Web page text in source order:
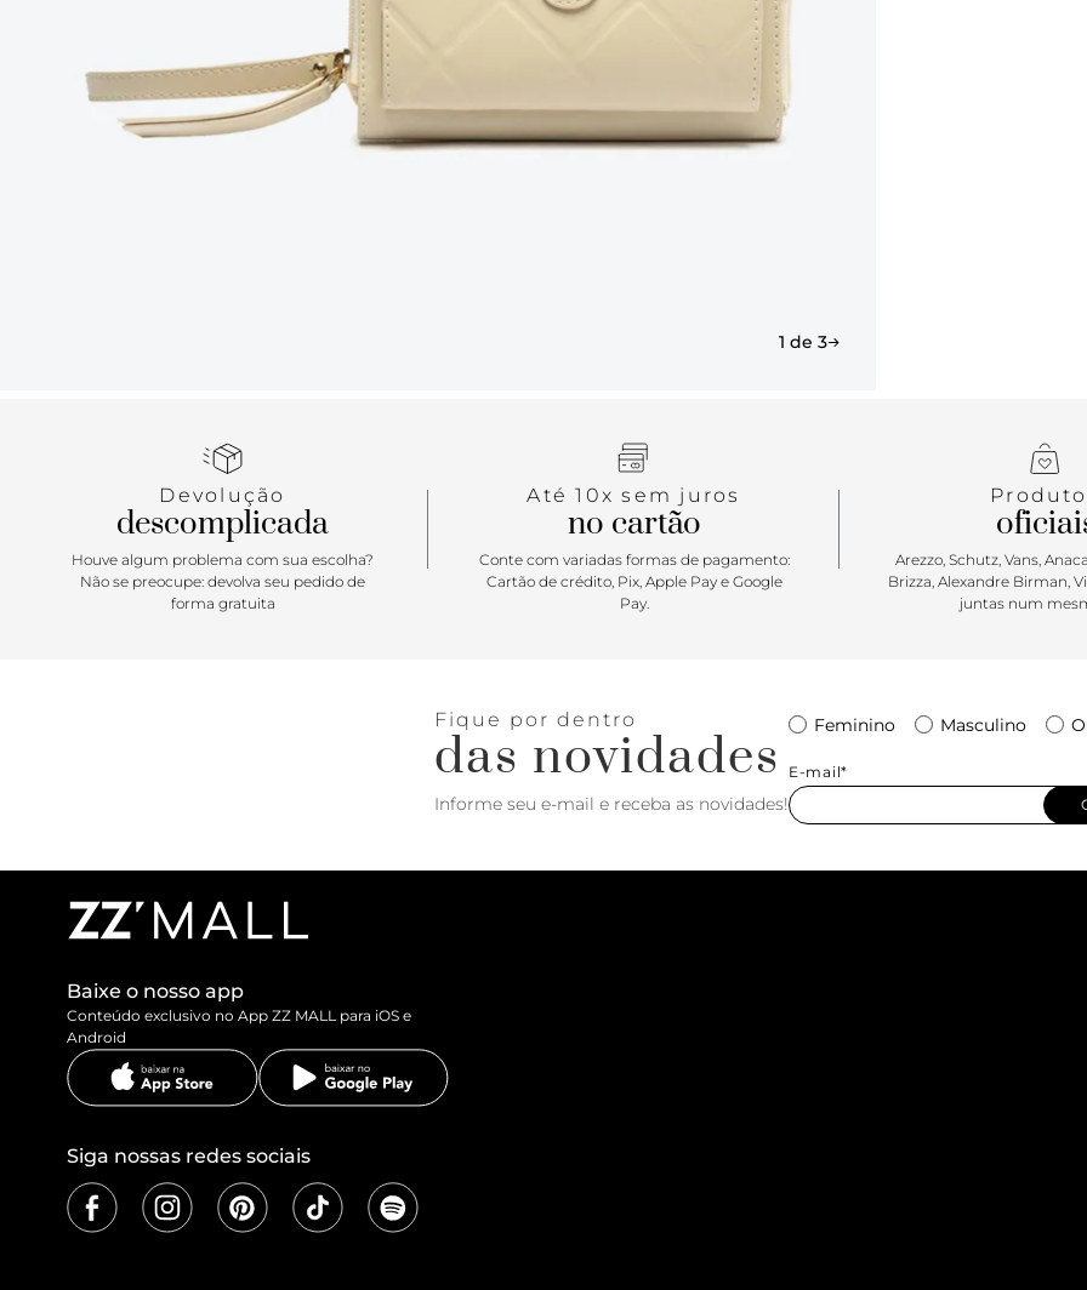
1 de 3
Devolução
descomplicada
Houve algum problema com sua escolha?
Não se preocupe: devolva seu pedido de
forma gratuita
Até 10x sem juros
no cartão
Conte com variadas formas de pagamento:
Cartão de crédito, Pix, Apple Pay e Google
Pay.
Arezzo, Schutz, Vans,
Brizza, Alexandre Birman,
juntas num
Fique por dentro
das novidades
Informe seu e-mail e receba as novidades!
Feminino Masculino
E-mail*
Baixe o nosso app
Conteúdo exclusivo no App ZZ MALL para iOS e
Android
Siga nossas redes sociais